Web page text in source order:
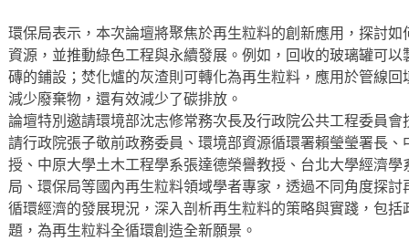
環保局表示，本次論壇將聚焦於再生粒料的創新應用，探討
資源，並推動綠色工程與永續發展。例如，回收的玻璃罐可
磚的鋪設；焚化爐的灰渣則可轉化為再生粒料，應用於管線
減少廢棄物，還有效減少了碳排放。
論壇特別邀請環境部沈志修常務次長及行政院公共工程委員
請行政院張子敬前政務委員、環境部資源循環署賴瑩瑩署長
授、中原大學土木工程學系張達德榮譽教授、台北大學經濟
局、環保局等國內再生粒料領域學者專家，透過不同角度探
循環經濟的發展現況，深入剖析再生粒料的策略與實踐，包
題，為再生粒料全循環創造全新願景。